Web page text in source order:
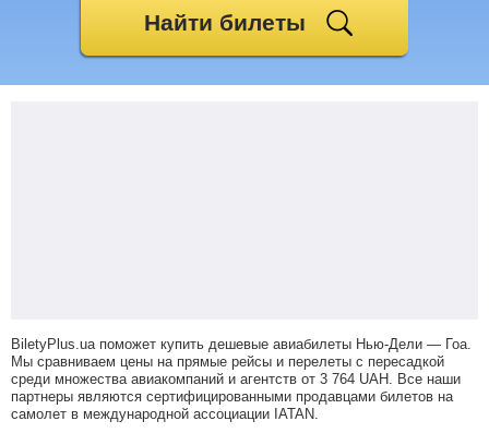
Найти билеты
BiletyPlus.ua поможет купить дешевые авиабилеты Нью-Дели — Гоа.
Мы сравниваем цены на прямые рейсы и перелеты с пересадкой
среди множества авиакомпаний и агентств от 3 764 UAH . Все наши
партнеры являются сертифицированными продавцами билетов на
самолет в международной ассоциации IATAN.